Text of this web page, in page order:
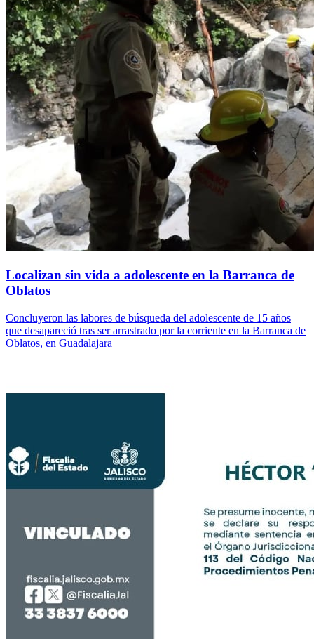
Localizan sin vida a adolescente en la Barranca de
Oblatos
Concluyeron las labores de búsqueda del adolescente de 15 años
que desapareció tras ser arrastrado por la corriente en la Barranca de
Oblatos, en Guadalajara